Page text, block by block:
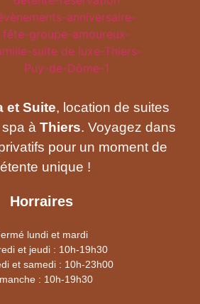
et Suite, location de suites
à Thiers. Voyagez dans
pour un moment de
unique !
Horraires
lundi et mardi
et jeudi : 10h-19h30
et samedi : 10h-23h00
: 10h-19h30